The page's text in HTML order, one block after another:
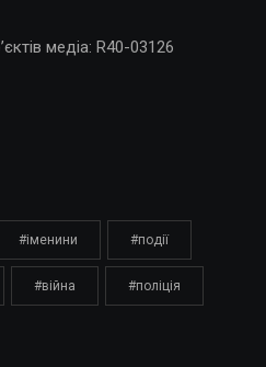
медіа: R40-03126
#іменини #події
#війна #поліція